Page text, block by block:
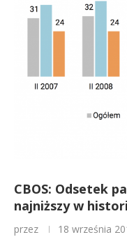
CBOS: Odsetek
najniższy w
przez 18 września